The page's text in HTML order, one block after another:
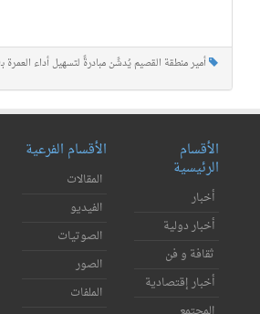
أمير منطقة القصيم يُدشِّن مبادرةً لتسهيل أداء العمرة بـ50 رحلة خلال شهر رمضان
الأقسام
الرئيسية
أخبار
أخبار دولية
ثقافة و فن
أخبار إقتصادية
الأقسام الفرعية
المقالات
الفيديو
الصوتيات
الصور
الملفات